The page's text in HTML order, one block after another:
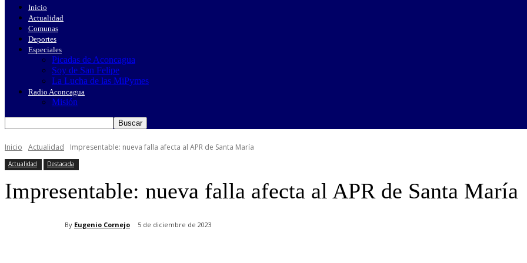
Inicio
Actualidad
Comunas
Deportes
Especiales
Picadas de Aconcagua
Soy de San Felipe
La Lucha de las MiPymes
Radio Aconcagua
Misión
Inicio Actualidad Impresentable: nueva falla afecta al APR de Santa María
Actualidad Destacada
Impresentable: nueva falla afecta al APR de Santa María
By Eugenio Cornejo 5 de diciembre de 2023